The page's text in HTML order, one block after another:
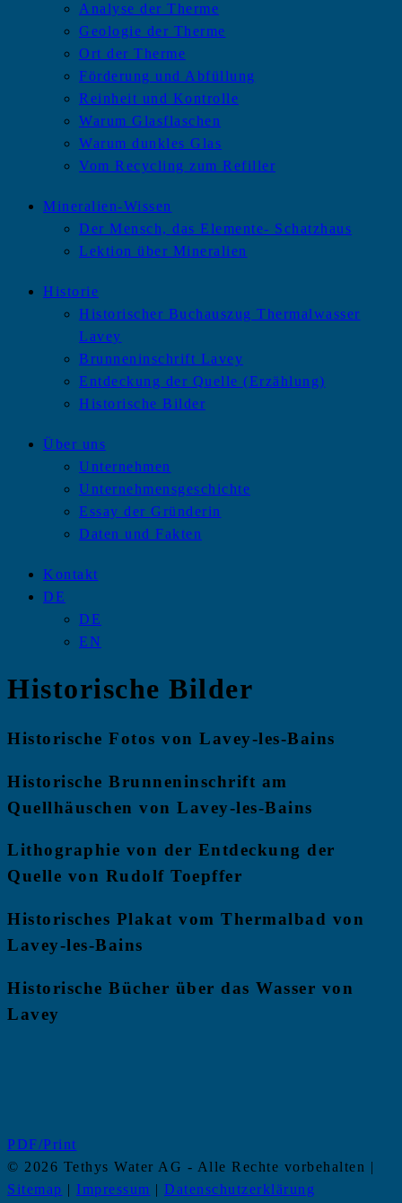
Analyse der Therme
Geologie der Therme
Ort der Therme
Förderung und Abfüllung
Reinheit und Kontrolle
Warum Glasflaschen
Warum dunkles Glas
Vom Recycling zum Refiller
Mineralien-Wissen
Der Mensch, das Elemente- Schatzhaus
Lektion über Mineralien
Historie
Historischer Buchauszug Thermalwasser
Lavey
Brunneninschrift Lavey
Entdeckung der Quelle (Erzählung)
Historische Bilder
Über uns
Unternehmen
Unternehmensgeschichte
Essay der Gründerin
Daten und Fakten
Kontakt
DE
DE
EN
Historische Bilder
Historische Fotos von Lavey-les-Bains
Historische Brunneninschrift am
Quellhäuschen von Lavey-les-Bains
Lithographie von der Entdeckung der
Quelle von Rudolf Toepffer
Historisches Plakat vom Thermalbad von
Lavey-les-Bains
Historische Bücher über das Wasser von
Lavey
PDF/Print
© 2026 Tethys Water AG - Alle Rechte vorbehalten |
Sitemap
Impressum Datenschutzerklärung